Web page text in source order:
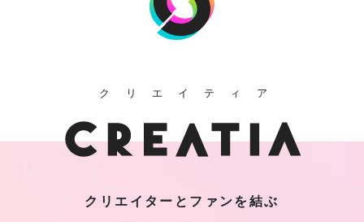
クリエイティア
クリエイターとファンを結ぶ